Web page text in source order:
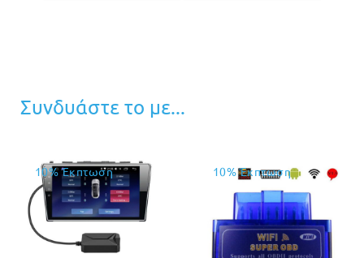
Συνδυάστε το με...
10% Έκπτωση 10% Έκπτωση